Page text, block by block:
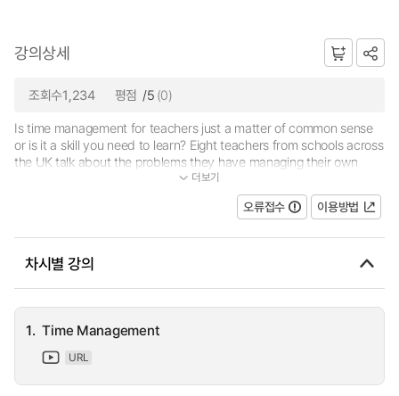
강의상세
조회수1,234 평점 /5 (0)
Is time management for teachers just a matter of common sense
or is it a skill you need to learn? Eight teachers from schools across
the UK talk about the problems they have managing their own
time and the strategies they've used that have worked for th...
더보기
오류접수 이용방법
차시별 강의
1. Time Management
URL